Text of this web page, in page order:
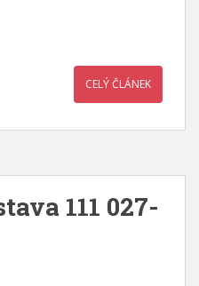
CELÝ ČLÁNEK
111 027-